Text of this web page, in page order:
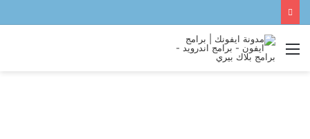
القائمة